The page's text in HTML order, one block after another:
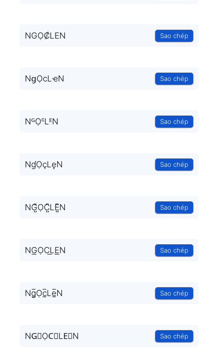
NGỌ₡LEN Sao chép
NցỌϲLҽN Sao chép
NᴳỌᶜLᴱN Sao chép
NɠỌçLęN Sao chép
NG̺͆ỌC̺͆LE̺͆N Sao chép
NG͟ỌC͟LE͟N Sao chép
Ng̲̅Ọc̲̅Le̲̅N Sao chép
NG⃣ỌC⃣LE⃣N Sao chép